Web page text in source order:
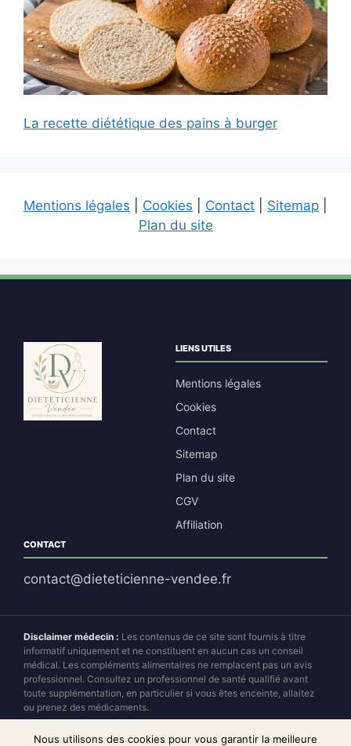
La recette diététique des pains à burger
Mentions légales Cookies Contact Sitemap
Plan du site
LIENS UTILES
Mentions légales
Cookies
Contact
Sitemap
Plan du site
CGV
Affiliation
CONTACT
contact@dieteticienne-vendee.fr
Disclaimer médecin : Les contenus de ce site sont fournis à titre
informatif uniquement et ne constituent en aucun cas un conseil
médical. Les compléments alimentaires ne remplacent pas un avis
professionnel. Consultez un professionnel de santé qualifié avant
toute supplémentation, en particulier si vous êtes enceinte, allaitez
ou prenez des médicaments.
Nous utilisons des cookies pour vous garantir la meilleure